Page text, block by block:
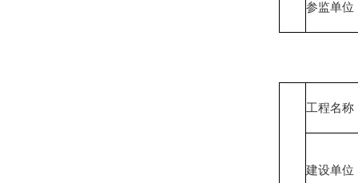
参监单位
工程名称
建设单位